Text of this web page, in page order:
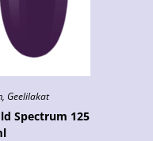
, Geelilakat
Spectrum 125